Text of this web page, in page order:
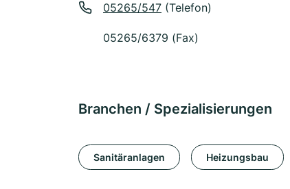
05265/547 (Telefon)
05265/6379 (Fax)
Branchen / Spezialisierungen
Sanitäranlagen Heizungsbau